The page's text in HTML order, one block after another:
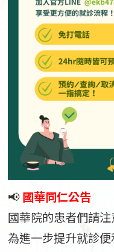
📢 國華同仁公告
國華院的患者們請注
為進一步提升就診便